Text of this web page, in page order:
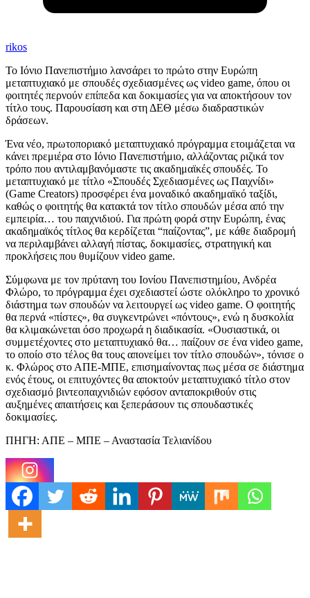
rikos
Το Ιόνιο Πανεπιστήμιο λανσάρει το πρώτο στην Ευρώπη
μεταπτυχιακό με σπουδές σχεδιασμένες ως video game, όπου οι
φοιτητές περνούν επίπεδα και δοκιμασίες για να αποκτήσουν τον
τίτλο τους. Παρουσίαση και στη ΔΕΘ μέσω διαδραστικών
δράσεων.
Ένα νέο, πρωτοποριακό μεταπτυχιακό πρόγραμμα ετοιμάζεται να
κάνει πρεμιέρα στο Ιόνιο Πανεπιστήμιο, αλλάζοντας ριζικά τον
τρόπο που αντιλαμβανόμαστε τις ακαδημαϊκές σπουδές. Το
μεταπτυχιακό με τίτλο «Σπουδές Σχεδιασμένες ως Παιχνίδι»
(Game Creators) προσφέρει ένα μοναδικό ακαδημαϊκό ταξίδι,
καθώς ο φοιτητής θα κατακτά τον τίτλο σπουδών μέσα από την
εμπειρία… του παιχνιδιού. Για πρώτη φορά στην Ευρώπη, ένας
ακαδημαϊκός τίτλος θα κερδίζεται “παίζοντας”, με κάθε διαδρομή
να περιλαμβάνει αλλαγή πίστας, δοκιμασίες, στρατηγική και
προκλήσεις που θυμίζουν video game.
Σύμφωνα με τον πρύτανη του Ιονίου Πανεπιστημίου, Ανδρέα
Φλώρο, το πρόγραμμα έχει σχεδιαστεί ώστε ολόκληρο το χρονικό
διάστημα των σπουδών να λειτουργεί ως video game. Ο φοιτητής
θα περνά «πίστες», θα συγκεντρώνει «πόντους», ενώ η δυσκολία
θα κλιμακώνεται όσο προχωρά η διαδικασία. «Ουσιαστικά, οι
συμμετέχοντες στο μεταπτυχιακό θα… παίζουν σε ένα video game,
το οποίο στο τέλος θα τους απονείμει τον τίτλο σπουδών», τόνισε ο
κ. Φλώρος στο ΑΠΕ-ΜΠΕ, επισημαίνοντας πως μέσα σε διάστημα
ενός έτους, οι επιτυχόντες θα αποκτούν μεταπτυχιακό τίτλο στον
σχεδιασμό βιντεοπαιχνιδιών εφόσον ανταποκριθούν στις
αυξημένες απαιτήσεις και ξεπεράσουν τις σπουδαστικές
δοκιμασίες.
ΠΗΓΗ: ΑΠΕ – ΜΠΕ – Αναστασία Τελιανίδου